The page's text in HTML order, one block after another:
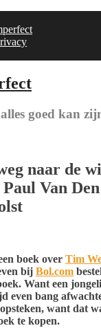
goed kan
naar de
Van
boek over Tim
bij Bol.com
Want een
even bang
want dat
te kopen.